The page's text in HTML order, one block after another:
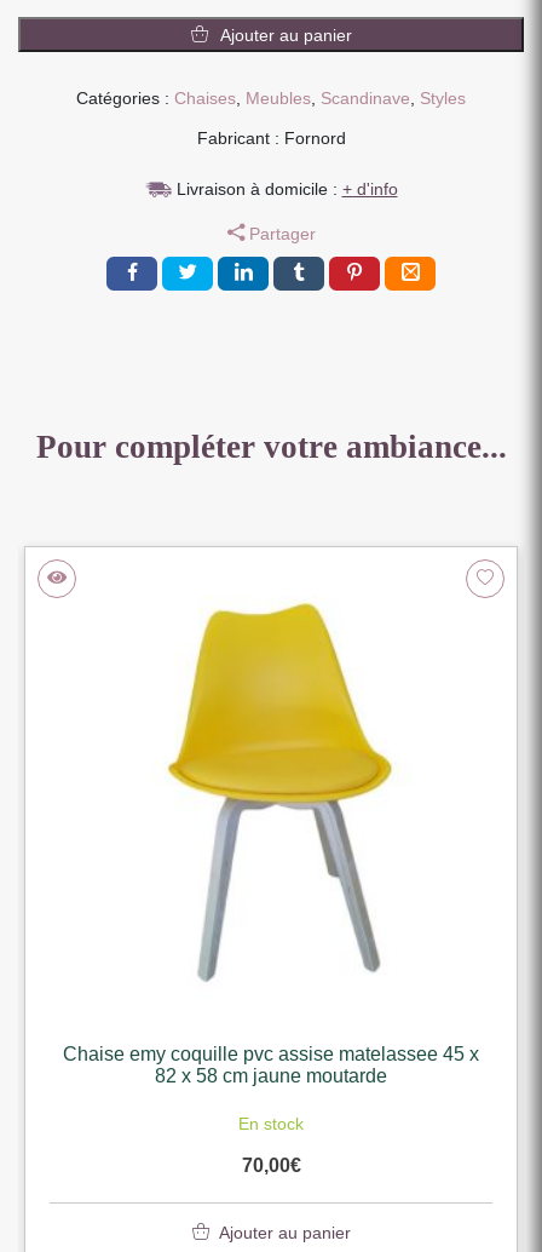
EMY
ASSISE
MATELASSEE
X
58
CM
Ajouter au panier
Catégories : Chaises, Meubles, Scandinave, Styles
Fabricant : Fornord
Livraison à domicile : + d'info
Partager
Pour compléter votre ambiance...
Chaise emy coquille pvc assise matelassee 45 x
82 x 58 cm jaune moutarde
En stock
70,00€
Ajouter au panier